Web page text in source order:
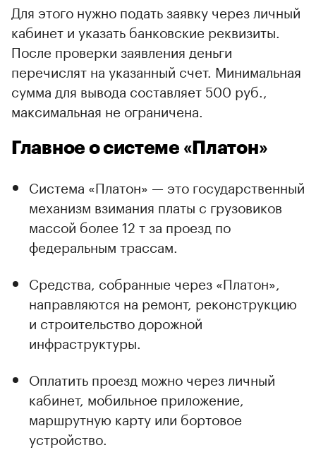
Для этого нужно подать заявку через личный
кабинет и указать банковские реквизиты.
После проверки заявления деньги
перечислят на указанный счет. Минимальная
сумма для вывода составляет 500 руб.,
максимальная не ограничена.
Главное о системе «Платон»
Система «Платон» — это государственный
механизм взимания платы с грузовиков
массой более 12 т за проезд по
федеральным трассам.
Средства, собранные через «Платон»,
направляются на ремонт, реконструкцию
и строительство дорожной
инфраструктуры.
Оплатить проезд можно через личный
кабинет, мобильное приложение,
маршрутную карту или бортовое
устройство.